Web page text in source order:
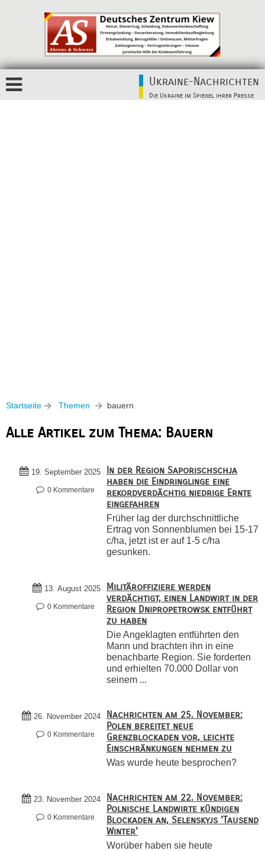
Ukraine-Nachrichten
Die Ukraine im Spiegel ihrer Presse
Startseite Themen bauern
Alle Artikel zum Thema: Bauern
19. September 2025
0 Kommentare
In der Region Saporischschja
haben die Eindringlinge eine
rekordverdächtig niedrige Ernte
eingefahren
Früher lag der durchschnittliche
Ertrag von Sonnenblumen bei 15-17
c/ha, jetzt ist er auf 1-5 c/ha
gesunken.
13. August 2025
0 Kommentare
Militäroffiziere werden
verdächtigt, einen Landwirt in der
Region Dnipropetrowsk entführt
zu haben
Die Angeklagten entführten den
Mann und brachten ihn in eine
benachbarte Region. Sie forderten
und erhielten 70.000 Dollar von
seinem ...
26. November 2024
0 Kommentare
Nachrichten am 25. November:
Polen bereitet neue
Grenzblockaden vor, leichte
Einschränkungen nehmen zu
Was wurde heute besprochen?
23. November 2024
0 Kommentare
Nachrichten am 22. November:
Polnische Landwirte kündigen
Blockaden an, Selenskyjs 'Tausend
Winter'
Worüber haben sie heute